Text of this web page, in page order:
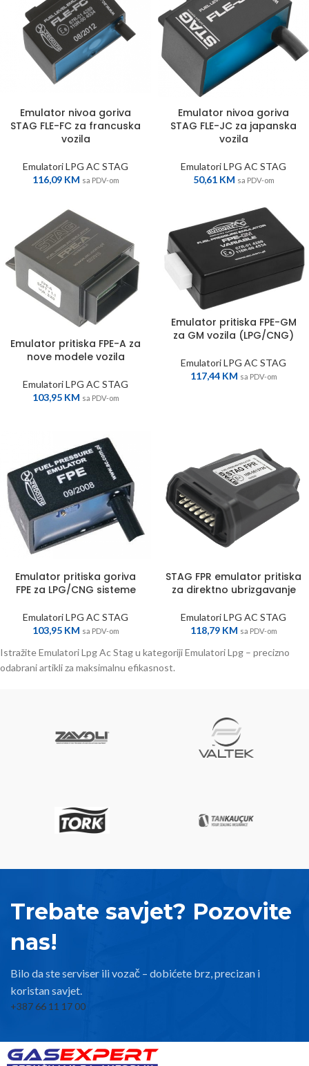
Emulator nivoa goriva
STAG FLE-FC za francuska
vozila
Emulatori LPG AC STAG
116,09 KM sa PDV-om
Emulator nivoa goriva
STAG FLE-JC za japanska
vozila
Emulatori LPG AC STAG
50,61 KM sa PDV-om
Emulator pritiska FPE-A za
nove modele vozila
Emulatori LPG AC STAG
103,95 KM sa PDV-om
Emulator pritiska FPE-GM
za GM vozila (LPG/CNG)
Emulatori LPG AC STAG
117,44 KM sa PDV-om
Emulator pritiska goriva
FPE za LPG/CNG sisteme
Emulatori LPG AC STAG
103,95 KM sa PDV-om
STAG FPR emulator pritiska
za direktno ubrizgavanje
Emulatori LPG AC STAG
118,79 KM sa PDV-om
Istražite Emulatori Lpg Ac Stag u kategoriji Emulatori Lpg – precizno
odabrani artikli za maksimalnu efikasnost.
Trebate savjet? Pozovite
nas!
Bilo da ste serviser ili vozač – dobićete brz, precizan i
koristan savjet.
+387 66 11 17 00